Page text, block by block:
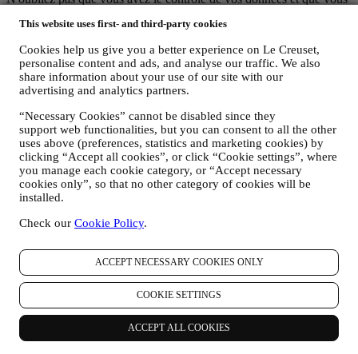
This website uses first- and third-party cookies
Cookies help us give you a better experience on Le Creuset,
personalise content and ads, and analyse our traffic. We also
share information about your use of our site with our
advertising and analytics partners.
“Necessary Cookies” cannot be disabled since they
support web functionalities, but you can consent to all the other
uses above (preferences, statistics and marketing cookies) by
clicking “Accept all cookies”, or click “Cookie settings”, where
you manage each cookie category, or “Accept necessary
cookies only”, so that no other category of cookies will be
installed.
Check our Cookie Policy.
ACCEPT NECESSARY COOKIES ONLY
COOKIE SETTINGS
ACCEPT ALL COOKIES
garantissons de ne jamais transmettre vos données à des
Pour toute information ou pour exercer vos droits en matière de
protection de la vie privée, vous pouvez nous envoyer un e-mail à
l'adresse:privacy@lecreuset.compour nous faire part de votre
problème et nous vous répondrons dans les meilleurs délais.
Avis Intégral de Protection des Données de Le Creuset
Le Creuset s’engage à protéger vos données personnelles et à
respecter votre vie privée, la présente déclaration expliquant
comment nous collectons et gérons vos données personnelles en
conformité avec la législation UE relative à la protection des
données (y compris la Réglementation générale de Protection des
données 2016/679 de l’Union européenne) et avec la loi relative à la
territoire ou dans votre région (les “Lois relatives à la Protection des
1. QUEL TYPE DE DONNEES RECUEILLONS-NOUS AUPRES DE
Une “donnée personnelle” est une quelconque information vous
concernant, qui nous permettrait de vous identifier, soit directement,
soit en combinaison avec d’autres informations.
Enfants : Le présent site web n’est pas destiné aux enfants et nous ne
collectons pas sciemment des données relatives aux enfants.